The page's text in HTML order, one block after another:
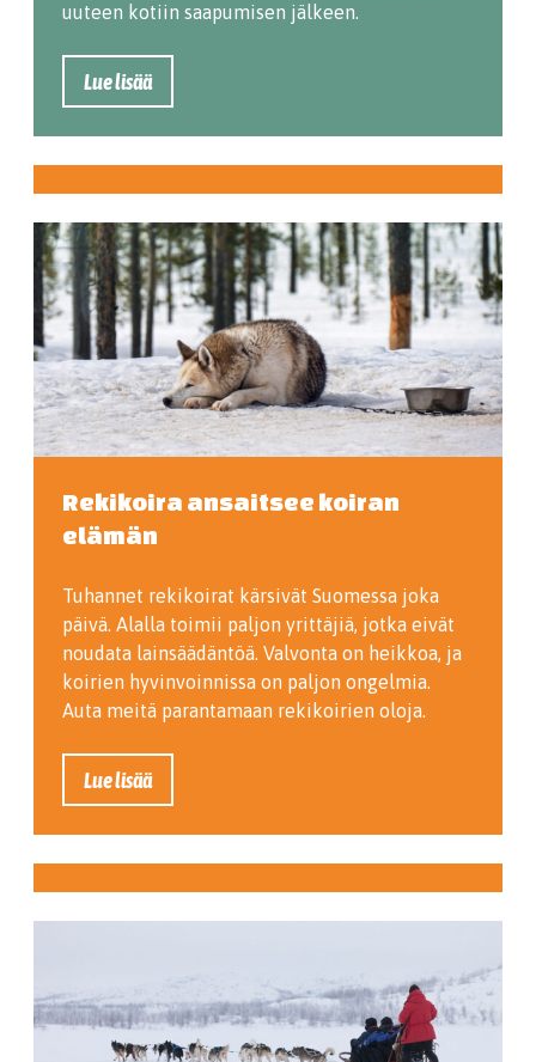
uuteen kotiin saapumisen jälkeen.
Lue lisää
Rekikoira ansaitsee koiran
elämän
Tuhannet rekikoirat kärsivät Suomessa joka
päivä. Alalla toimii paljon yrittäjiä, jotka eivät
noudata lainsäädäntöä. Valvonta on heikkoa, ja
koirien hyvinvoinnissa on paljon ongelmia.
Auta meitä parantamaan rekikoirien oloja.
Lue lisää